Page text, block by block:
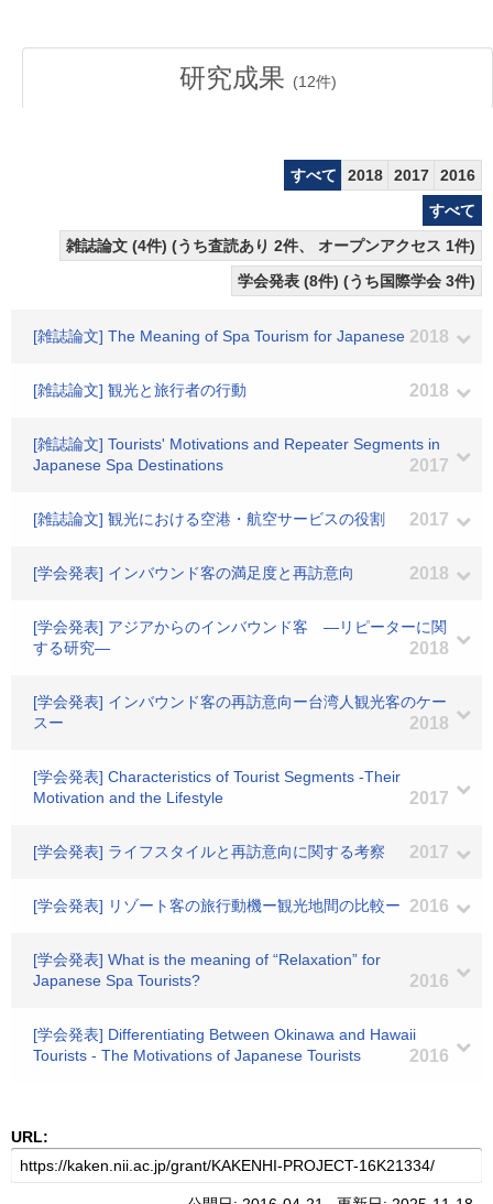
研究成果 (12件)
すべて 2018 2017
2016
すべて
雑誌論文 (4件) (うち査読あり 2件、 オープンアクセス 1件)
学会発表 (8件) (うち国際学会 3件)
[雑誌論文] The Meaning of Spa Tourism for Japanese 2018
[雑誌論文] 観光と旅行者の行動 2018
[雑誌論文] Tourists' Motivations and Repeater Segments in
Japanese Spa Destinations
2017
[雑誌論文] 観光における空港・航空サービスの役割 2017
[学会発表] インバウンド客の満足度と再訪意向 2018
[学会発表] アジアからのインバウンド客 ―リピーターに関
する研究―
2018
[学会発表] インバウンド客の再訪意向ー台湾人観光客のケー
スー
2018
[学会発表] Characteristics of Tourist Segments -Their
Motivation and the Lifestyle
2017
[学会発表] ライフスタイルと再訪意向に関する考察 2017
[学会発表] リゾート客の旅行動機ー観光地間の比較ー 2016
[学会発表] What is the meaning of “Relaxation” for
Japanese Spa Tourists?
2016
[学会発表] Differentiating Between Okinawa and Hawaii
Tourists - The Motivations of Japanese Tourists
2016
URL: